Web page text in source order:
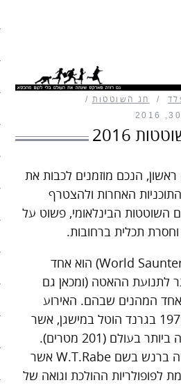
תנועת ההאטה
בית
עיצוב
חיים ופנאי
תיירות
משפחה
בריאות
קהילה
חג השוטטות
2016
הנכם מוזמנים לכבות את
האחרות ולהצטרף
השוטטות הבינלאומי, פשוט על
וחסרת תכלית ברחובות.
חג השוטטות (World Sauntering Day) הוא אחד
לתנועת ההאטה (ומכאן גם
המהנים שבהם. האירוע
נחגג לראשונה בשנת 1979 בגרנד הוטל במישגן, אשר
מתהדר במרפסת הארוכה ביותר בעולם (201 מטרים).
היוזם של החג החדש היה ברנש בשם W.T.Rabe אשר
לפופולריות ההולכת וגואה של